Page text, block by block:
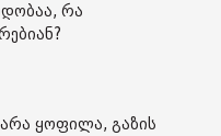
რა
ყოფილა, გაზის